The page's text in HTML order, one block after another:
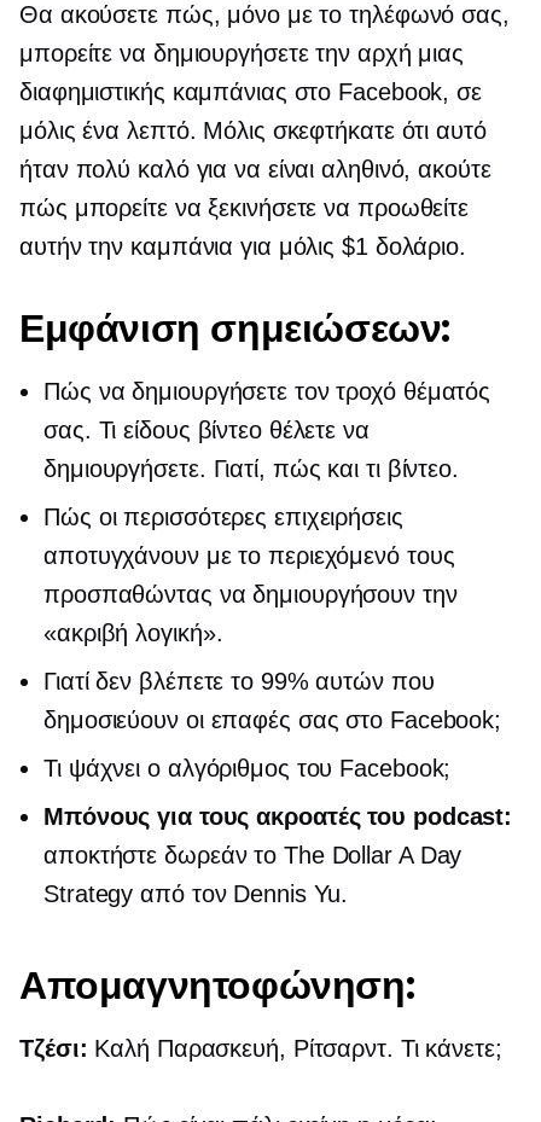
Θα ακούσετε πώς, μόνο με το τηλέφωνό σας,
μπορείτε να δημιουργήσετε την αρχή μιας
διαφημιστικής καμπάνιας στο Facebook, σε
μόλις ένα λεπτό. Μόλις σκεφτήκατε ότι αυτό
ήταν πολύ καλό για να είναι αληθινό, ακούτε
πώς μπορείτε να ξεκινήσετε να προωθείτε
αυτήν την καμπάνια για μόλις $1 δολάριο.
Εμφάνιση σημειώσεων:
Πώς να δημιουργήσετε τον τροχό θέματός
σας. Τι είδους βίντεο θέλετε να
δημιουργήσετε. Γιατί, πώς και τι βίντεο.
Πώς οι περισσότερες επιχειρήσεις
αποτυγχάνουν με το περιεχόμενό τους
προσπαθώντας να δημιουργήσουν την
«ακριβή λογική».
Γιατί δεν βλέπετε το 99% αυτών που
δημοσιεύουν οι επαφές σας στο Facebook;
Τι ψάχνει ο αλγόριθμος του Facebook;
Μπόνους για τους ακροατές του podcast:
αποκτήστε δωρεάν το The Dollar A Day
Strategy από τον Dennis Yu.
Απομαγνητοφώνηση:
Τζέσι: Καλή Παρασκευή, Ρίτσαρντ. Τι κάνετε;